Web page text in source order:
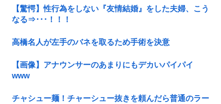
【驚愕】性行為をしない『友情結婚』をした夫婦、こう
なる⇒･･･！！！
高橋名人が左手のバネを取るため手術を決意
【画像】アナウンサーのあまりにもデカいパイパイ
www
チャシュー麺！チャーシュー抜きを頼んだら普通のラー